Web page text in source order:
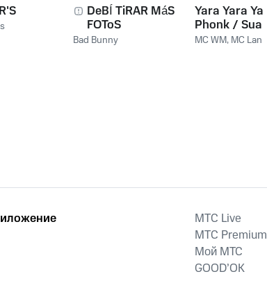
DeBÍ TiRAR MáS
FOToS
Bad Bunny
Yara Yara Ya
Phonk / Sua
Amiga Eu Vou
MC WM, MC Lan
MTС Live
MTС Premium
Мой МТС
GOOD’OK